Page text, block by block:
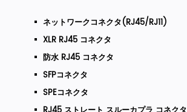
ネットワークコネクタ(RJ45/RJ11)
XLR RJ45 コネクタ
防水 RJ45 コネクタ
SFPコネクタ
SPEコネクタ